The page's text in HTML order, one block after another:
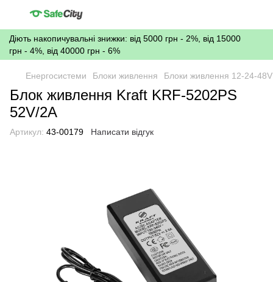
Діють накопичувальні знижки: від 5000 грн - 2%, від 15000
грн - 4%, від 40000 грн - 6%
Енергосистеми Блоки живлення Блоки живлення 12-24-48V
Блок живлення Kraft KRF-5202PS
52V/2A
Артикул: 43-00179 Написати відгук